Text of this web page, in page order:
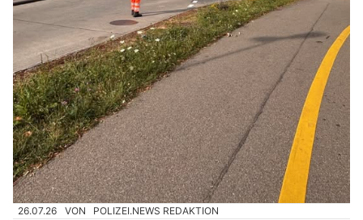
26.07.26 VON POLIZEI.NEWS REDAKTION